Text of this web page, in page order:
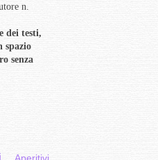
n.
dei testi,
spazio
senza
Aperitivi